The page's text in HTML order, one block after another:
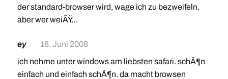
der standard-browser wird, wage ich zu bezweifeln.
aber wer weiÃŸ…
ey
18. Juni 2008
ich nehme unter windows am liebsten safari. schÃ¶n
einfach und einfach schÃ¶n. da macht browsen